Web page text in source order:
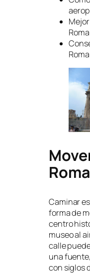
Roma
Caminar
forma de
centro
museo al
calle
una
con siglos